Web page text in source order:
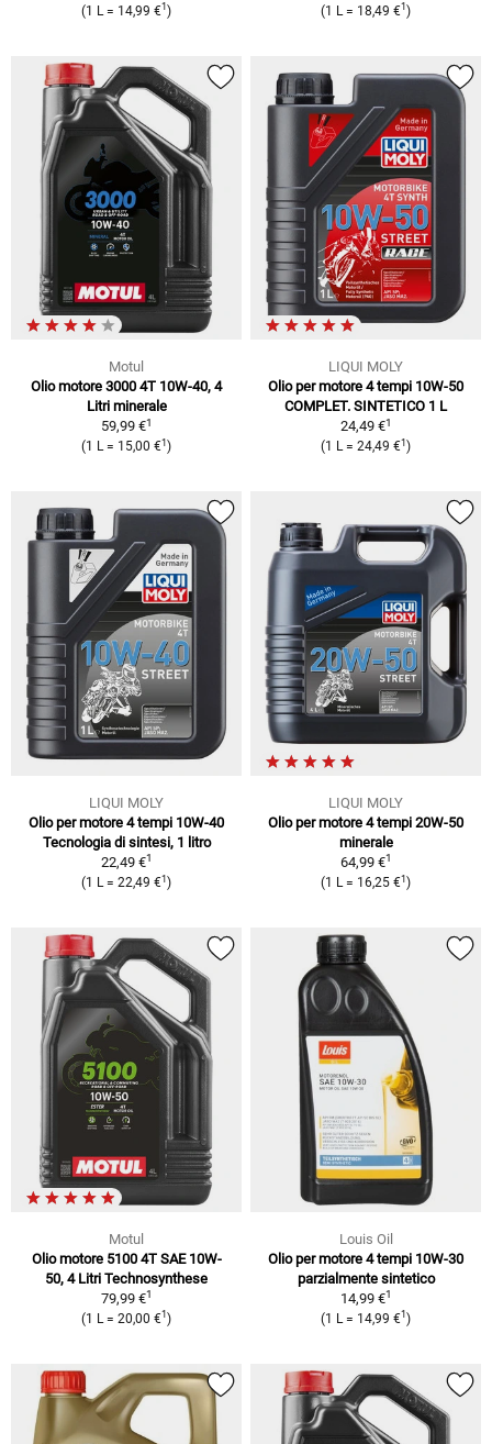
(1 L = 14,99 €1 ) (1 L = 18,49 €1 )
Motul
Olio motore 3000 4T 10W-40, 4
Litri minerale
59,99 €1
(1 L = 15,00 €1 )
LIQUI MOLY
Olio per motore 4 tempi 10W-50
COMPLET. SINTETICO 1 L
24,49 €1
(1 L = 24,49 €1 )
LIQUI MOLY
Olio per motore 4 tempi 10W-40
Tecnologia di sintesi, 1 litro
22,49 €1
(1 L = 22,49 €1 )
LIQUI MOLY
Olio per motore 4 tempi 20W-50
minerale
64,99 €1
(1 L = 16,25 €1 )
Motul
Olio motore 5100 4T SAE 10W-
50, 4 Litri Technosynthese
79,99 €1
(1 L = 20,00 €1 )
Louis Oil
Olio per motore 4 tempi 10W-30
parzialmente sintetico
14,99 €1
(1 L = 14,99 €1 )